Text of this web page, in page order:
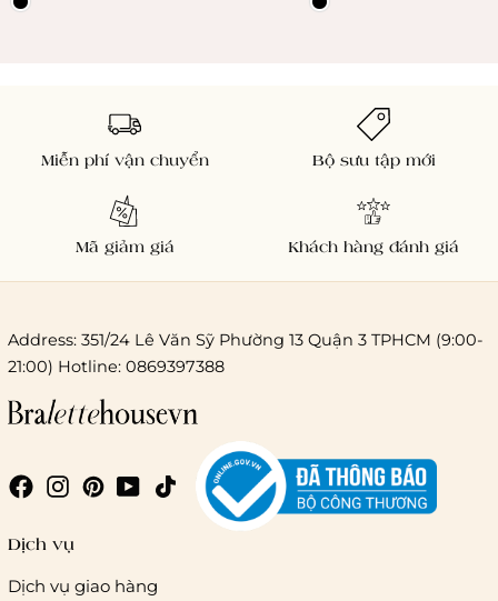
Chi phí giao hàng
Giao hàng trong ngày (hoả tốc)
Miễn phí vận chuyển Bộ sưu tập mới
Mã giảm giá Khách hàng đánh giá
Address: 351/24 Lê Văn Sỹ Phường 13 Quận 3 TPHCM (9:00-
21:00) Hotline: 0869397388
Dịch vụ
Dịch vụ giao hàng